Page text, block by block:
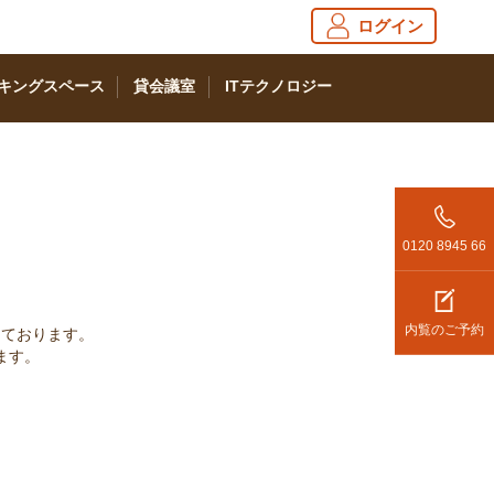
ログイン
ングスペース 貸会議室 ITテクノロジー
0120 8945 66
内覧のご予約
おります。
。